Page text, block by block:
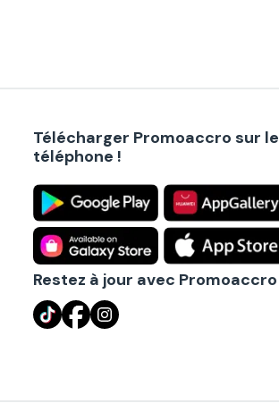
Télécharger Promoaccro sur le
téléphone !
Restez à jour avec Promoaccro